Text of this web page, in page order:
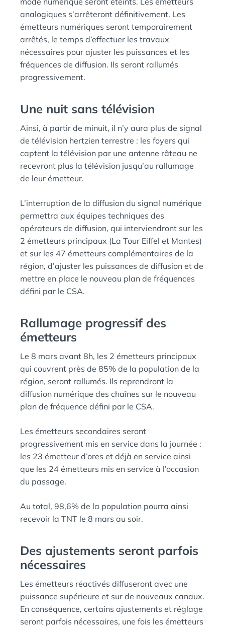
analogiques s’arrêteront définitivement. Les
émetteurs numériques seront temporairement
arrêtés, le temps d’effectuer les travaux
nécessaires pour ajuster les puissances et les
fréquences de diffusion. Ils seront rallumés
progressivement.
Une nuit sans télévision
Ainsi, à partir de minuit, il n’y aura plus de signal
de télévision hertzien terrestre : les foyers qui
captent la télévision par une antenne râteau ne
recevront plus la télévision jusqu’au rallumage
de leur émetteur.
L’interruption de la diffusion du signal numérique
permettra aux équipes techniques des
opérateurs de diffusion, qui interviendront sur les
2 émetteurs principaux (La Tour Eiffel et Mantes)
et sur les 47 émetteurs complémentaires de la
région, d’ajuster les puissances de diffusion et de
mettre en place le nouveau plan de fréquences
défini par le CSA.
Rallumage progressif des
émetteurs
Le 8 mars avant 8h, les 2 émetteurs principaux
qui couvrent près de 85% de la population de la
région, seront rallumés. Ils reprendront la
diffusion numérique des chaînes sur le nouveau
plan de fréquence défini par le CSA.
Les émetteurs secondaires seront
progressivement mis en service dans la journée :
les 23 émetteur d’ores et déjà en service ainsi
que les 24 émetteurs mis en service à l’occasion
du passage.
Au total, 98,6% de la population pourra ainsi
recevoir la TNT le 8 mars au soir.
Des ajustements seront parfois
nécessaires
Les émetteurs réactivés diffuseront avec une
puissance supérieure et sur de nouveaux canaux.
En conséquence, certains ajustements et réglage
seront parfois nécessaires, une fois les émetteurs